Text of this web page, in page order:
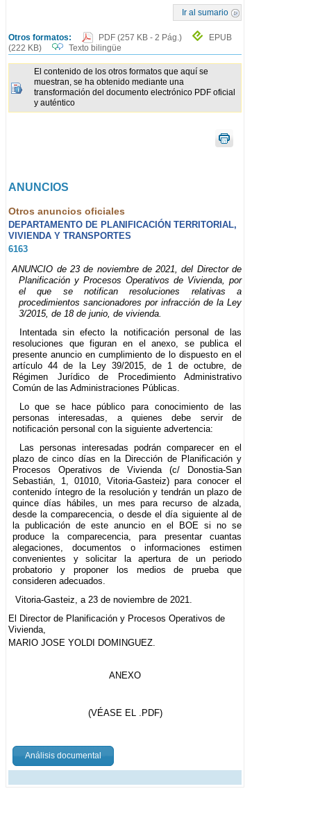
Ir al sumario
Otros formatos: PDF (257 KB - 2 Pág.)
EPUB
(222 KB)
Texto bilingüe
El contenido de los otros formatos que aquí se
muestran, se ha obtenido mediante una
transformación del documento electrónico PDF oficial
y auténtico
ANUNCIOS
Otros anuncios oficiales
DEPARTAMENTO DE PLANIFICACIÓN TERRITORIAL,
VIVIENDA Y TRANSPORTES
6163
ANUNCIO de 23 de noviembre de 2021, del Director de
Planificación y Procesos Operativos de Vivienda, por
el que se notifican resoluciones relativas a
procedimientos sancionadores por infracción de la Ley
3/2015, de 18 de junio, de vivienda.
Intentada sin efecto la notificación personal de las
resoluciones que figuran en el anexo, se publica el
presente anuncio en cumplimiento de lo dispuesto en el
artículo 44 de la Ley 39/2015, de 1 de octubre, de
Régimen Jurídico de Procedimiento Administrativo
Común de las Administraciones Públicas.
Lo que se hace público para conocimiento de las
personas interesadas, a quienes debe servir de
notificación personal con la siguiente advertencia:
Las personas interesadas podrán comparecer en el
plazo de cinco días en la Dirección de Planificación y
Procesos Operativos de Vivienda (c/ Donostia-San
Sebastián, 1, 01010, Vitoria-Gasteiz) para conocer el
contenido íntegro de la resolución y tendrán un plazo de
quince días hábiles, un mes para recurso de alzada,
desde la comparecencia, o desde el día siguiente al de
la publicación de este anuncio en el BOE si no se
produce la comparecencia, para presentar cuantas
alegaciones, documentos o informaciones estimen
convenientes y solicitar la apertura de un periodo
probatorio y proponer los medios de prueba que
consideren adecuados.
Vitoria-Gasteiz, a 23 de noviembre de 2021.
El Director de Planificación y Procesos Operativos de
Vivienda,
MARIO JOSE YOLDI DOMINGUEZ.
ANEXO
(VÉASE EL .PDF)
Análisis documental